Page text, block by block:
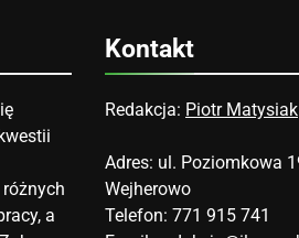
poznajmy
Akcje
szkole:
przykłady,
ZAROBKI
a
Kontakt
Redakcja: Piotr Matysiak
Adres: ul. Poziomkowa
Wejherowo
Telefon: 771 915 741